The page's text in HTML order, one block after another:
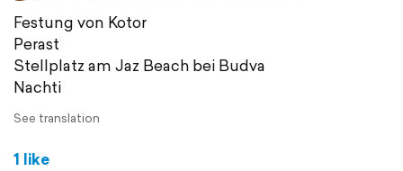
Festung von Kotor
Perast
Stellplatz am Jaz Beach bei Budva
Nachti
See translation
1 like